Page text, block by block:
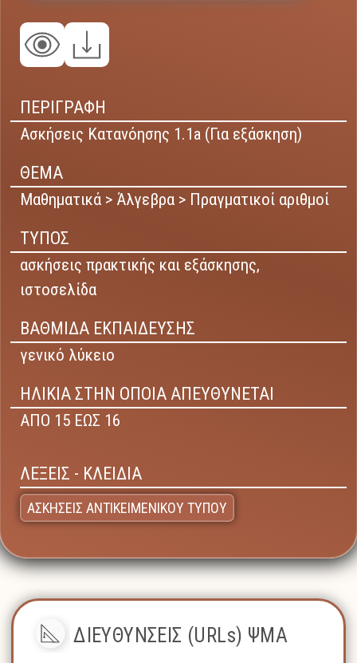
ΠΕΡΙΓΡΑΦΗ
Ασκήσεις Κατανόησης 1.1a (Για εξάσκηση)
ΘΕΜΑ
Μαθηματικά > Άλγεβρα > Πραγματικοί αριθμοί
ΤΥΠΟΣ
ασκήσεις πρακτικής και εξάσκησης,
ιστοσελίδα
ΒΑΘΜΙΔΑ ΕΚΠΑΙΔΕΥΣΗΣ
γενικό λύκειο
ΗΛΙΚΙΑ ΣΤΗΝ ΟΠΟΙΑ ΑΠΕΥΘΥΝΕΤΑΙ
ΑΠΟ 15 ΕΩΣ 16
ΛΕΞΕΙΣ - ΚΛΕΙΔΙΑ
ΑΣΚΗΣΕΙΣ ΑΝΤΙΚΕΙΜΕΝΙΚΟΥ ΤΥΠΟΥ
ΔΙΕΥΘΥΝΣΕΙΣ (URLs) ΨΜΑ